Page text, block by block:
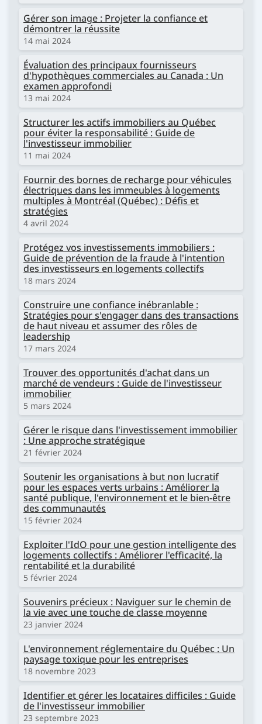
Gérer son image : Projeter la confiance et
démontrer la réussite
14 mai 2024
Évaluation des principaux fournisseurs
d'hypothèques commerciales au Canada : Un
examen approfondi
13 mai 2024
Structurer les actifs immobiliers au Québec
pour éviter la responsabilité : Guide de
l'investisseur immobilier
11 mai 2024
Fournir des bornes de recharge pour véhicules
électriques dans les immeubles à logements
multiples à Montréal (Québec) : Défis et
stratégies
4 avril 2024
Protégez vos investissements immobiliers :
Guide de prévention de la fraude à l'intention
des investisseurs en logements collectifs
18 mars 2024
Construire une confiance inébranlable :
Stratégies pour s'engager dans des transactions
de haut niveau et assumer des rôles de
leadership
17 mars 2024
Trouver des opportunités d'achat dans un
marché de vendeurs : Guide de l'investisseur
immobilier
5 mars 2024
Gérer le risque dans l'investissement immobilier
: Une approche stratégique
21 février 2024
Soutenir les organisations à but non lucratif
pour les espaces verts urbains : Améliorer la
santé publique, l'environnement et le bien-être
des communautés
15 février 2024
Exploiter l'IdO pour une gestion intelligente des
logements collectifs : Améliorer l'efficacité, la
rentabilité et la durabilité
5 février 2024
Souvenirs précieux : Naviguer sur le chemin de
la vie avec une touche de classe moyenne
23 janvier 2024
L'environnement réglementaire du Québec : Un
paysage toxique pour les entreprises
18 novembre 2023
Identifier et gérer les locataires difficiles : Guide
de l'investisseur immobilier
23 septembre 2023